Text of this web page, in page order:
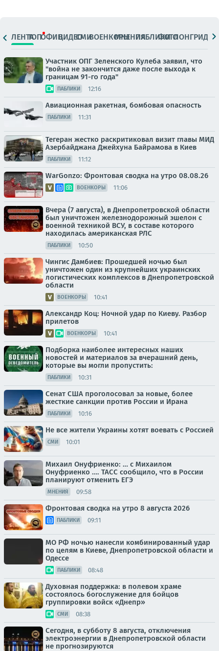
ЛЕНТАТОПОФИЦ.ВИДЕОСМИВОЕНКОРЫМНЕНИЯПАБЛИКИ
ФОТОЛОНГРИДЫ
Участник ОПГ Зеленского Кулеба заявил, что
"война не закончится даже после выхода к
границам 91-го года"
ПАБЛИКИ 12:16
Авиационная ракетная, бомбовая опасность
ПАБЛИКИ 11:31
Тегеран жестко раскритиковал визит главы МИД
Азербайджана Джейхуна Байрамова в Киев
ПАБЛИКИ 11:12
WarGonzo: Фронтовая сводка на утро 08.08.26
ВОЕНКОРЫ 11:06
Вчера (7 августа), в Днепропетровской области
был уничтожен железнодорожный эшелон с
военной техникой ВСУ, в составе которого
находилась американская РЛС
ПАБЛИКИ 10:50
Чингис Дамбиев: Прошедшей ночью был
уничтожен один из крупнейших украинских
логистических комплексов в Днепропетровской
области
ВОЕНКОРЫ 10:41
Александр Коц: Ночной удар по Киеву. Разбор
прилетов
ВОЕНКОРЫ 10:41
Подборка наиболее интересных наших
новостей и материалов за вчерашний день,
которые вы могли пропустить:
ПАБЛИКИ 10:31
Сенат США проголосовал за новые, более
жесткие санкции против России и Ирана
ПАБЛИКИ 10:16
Не все жители Украины хотят воевать с Россией
СМИ 10:01
Михаил Онуфриенко: … с Михаилом
Онуфриенко …. ТАСС сообщило, что в России
планируют отменить ЕГЭ
МНЕНИЯ 09:58
Фронтовая сводка на утро 8 августа 2026
ПАБЛИКИ 09:11
МО РФ ночью нанесли комбинированный удар
по целям в Киеве, Днепропетровской области и
Одессе
ПАБЛИКИ 08:48
Духовная поддержка: в полевом храме
состоялось богослужение для бойцов
группировки войск «Днепр»
СМИ 08:38
Сегодня, в субботу 8 августа, отключения
электроэнергии в Днепропетровской области
не прогнозируются